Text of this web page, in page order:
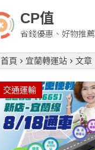
CP值
省錢優惠、好物推薦
首頁 宜蘭轉運站 文章
交通運輸